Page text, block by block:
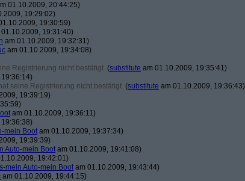
01.10.2009, 20:44:25)
19:29:02)
19:30:59)
19:31:40)
am 01.10.2009, 19:32:31)
am 01.10.2009, 19:34:08)
Registrierung nicht bestätigt (substitute am 01.10.2009, 19:35:41)
seine Registrierung nicht bestätigt (substitute am 01.10.2009, 19:36:43)
19:39:19)
am 01.10.2009, 19:36:11)
mein Boot am 01.10.2009, 19:37:34)
19:39:39)
Auto-mein Boot am 01.10.2009, 19:41:08)
19:42:01)
mein Auto-mein Boot am 01.10.2009, 19:43:44)
am 01.10.2009, 19:44:15)